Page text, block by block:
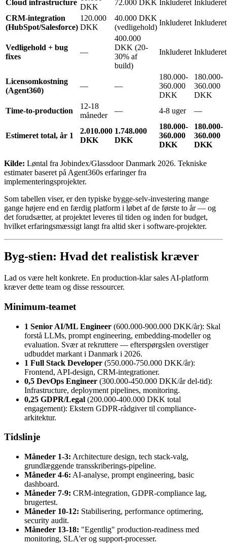
Cloud infrastructure
DKK
72.000 DKK Inkluderet Inkluderet
CRM-integration
(HubSpot/Salesforce)
120.000
DKK
40.000 DKK
(vedligehold)
Inkluderet Inkluderet
Vedligehold + bug
fixes
—
400.000
DKK (20-
30% af
build)
Inkluderet Inkluderet
Licensomkostning
(Agent360)
— —
180.000-
360.000
DKK
180.000-
360.000
DKK
Time-to-production
12-18
måneder
— 4-8 uger —
Estimeret total, år 1
2.010.000
DKK
1.748.000
DKK
180.000-
360.000
DKK
180.000-
360.000
DKK
Kilde: Løntal fra Jobindex/Glassdoor Danmark 2026. Tekniske
estimater baseret på Agent360s erfaringer fra
implementeringsprojekter.
Som tabellen viser, er den typiske bygge-selv-investering mange
gange højere end en færdig platform i løbet af de første to år — og
det forudsætter, at projektet leveres til tiden og inden for budget,
hvilket erfaringsmæssigt langt fra altid sker i software-projekter.
Byg-stien: Hvad det realistisk kræver
Lad os være helt konkrete. En production-klar sales AI-platform
kræver dette team og disse ressourcer.
Minimum-teamet
1 Senior AI/ML Engineer (600.000-900.000 DKK/år): Skal
forstå LLMs, prompt engineering, embedding-modeller og
evaluation. Svær at rekruttere — efterspørgslen overstiger
udbuddet markant i Danmark i 2026.
1 Full Stack Developer (550.000-750.000 DKK/år):
Frontend, API-design, CRM-integrationer.
0,5 DevOps Engineer (300.000-450.000 DKK/år del-tid):
Infrastructure, deployment pipelines, monitoring.
0,25 GDPR/Legal (200.000-400.000 DKK total
engagement): Ekstern GDPR-rådgiver til compliance-
arkitektur.
Tidslinje
Måneder 1-3: Architecture design, tech stack-valg,
grundlæggende transskriberings-pipeline.
Måneder 4-6: AI-analyse, prompt engineering, basic
dashboard.
Måneder 7-9: CRM-integration, GDPR-compliance lag,
brugertest.
Måneder 10-12: Stabilisering, performance optimering,
security audit.
Måneder 13-18: "Egentlig" production-readiness med
monitoring, SLA'er og support-processer.